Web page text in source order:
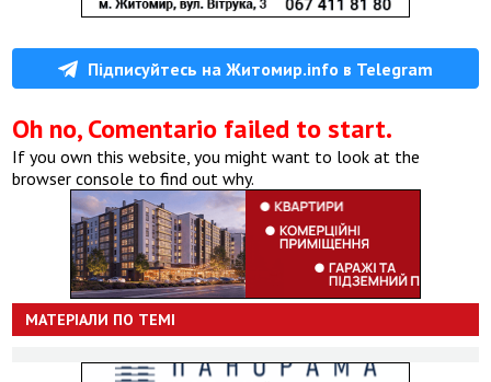
Підписуйтесь на Житомир.info в Telegram
Oh no, Comentario failed to start.
If you own this website, you might want to look at the
browser console to find out why.
МАТЕРІАЛИ ПО ТЕМІ